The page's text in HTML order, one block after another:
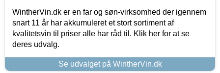
WintherVin.dk er en far og søn-virksomhed der igennem
snart 11 år har akkumuleret et stort sortiment af
kvalitetsvin til priser alle har råd til. Klik her for at se
deres udvalg.
Se udvalget på WintherVin.dk